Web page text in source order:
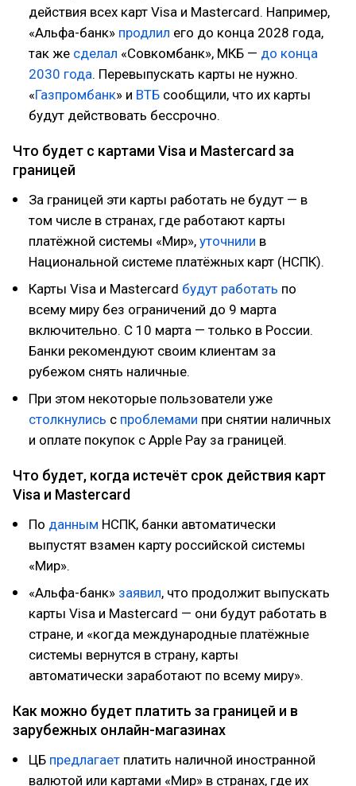
действия всех карт Visa и Mastercard. Например,
«Альфа-банк» продлил его до конца 2028 года,
так же сделал «Совкомбанк», МКБ — до конца
2030 года. Перевыпускать карты не нужно.
«Газпромбанк» и ВТБ сообщили, что их карты
будут действовать бессрочно.
Что будет с картами Visa и Mastercard за
границей
За границей эти карты работать не будут — в
том числе в странах, где работают карты
платёжной системы «Мир», уточнили в
Национальной системе платёжных карт (НСПК).
Карты Visa и Mastercard будут работать по
всему миру без ограничений до 9 марта
включительно. С 10 марта — только в России.
Банки рекомендуют своим клиентам за
рубежом снять наличные.
При этом некоторые пользователи уже
столкнулись с проблемами при снятии наличных
и оплате покупок с Apple Pay за границей.
Что будет, когда истечёт срок действия карт
Visa и Mastercard
По данным НСПК, банки автоматически
выпустят взамен карту российской системы
«Мир».
«Альфа-банк» заявил, что продолжит выпускать
карты Visa и Mastercard — они будут работать в
стране, и «когда международные платёжные
системы вернутся в страну, карты
автоматически заработают по всему миру».
Как можно будет платить за границей и в
зарубежных онлайн-магазинах
ЦБ предлагает платить наличной иностранной
валютой или картами «Мир» в странах, где их